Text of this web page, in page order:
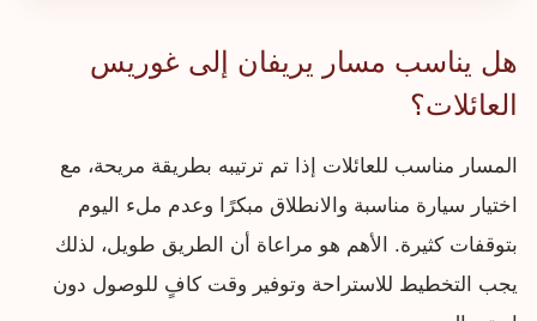
هل يناسب مسار يريفان إلى غوريس
العائلات؟
المسار مناسب للعائلات إذا تم ترتيبه بطريقة مريحة، مع
اختيار سيارة مناسبة والانطلاق مبكرًا وعدم ملء اليوم
بتوقفات كثيرة. الأهم هو مراعاة أن الطريق طويل، لذلك
يجب التخطيط للاستراحة وتوفير وقت كافٍ للوصول دون